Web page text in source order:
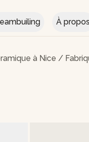
À propos
à Nice /